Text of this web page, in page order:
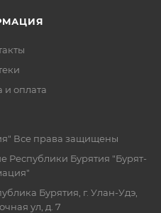
и оплата
Все права защищены
Республики Бурятия "Бурят-
Бурятия, г. Улан-Удэ,
ул, д. 7